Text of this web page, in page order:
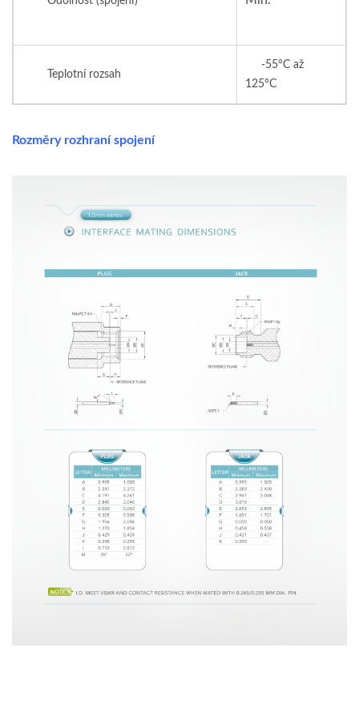
Teplotní rozsah
-55°C až
125°C
Rozměry rozhraní spojení